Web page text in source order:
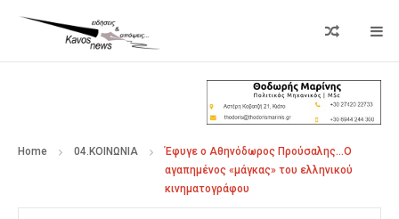
Home 04.ΚΟΙΝΩΝΙΑ
Έφυγε ο Αθηνόδωρος Προύσαλης…Ο
αγαπημένος «μάγκας» του ελληνικού
κινηματογράφου